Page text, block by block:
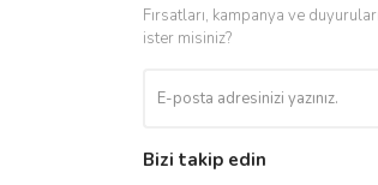
Fırsatları, kampanya ve
ister misiniz?
Bizi takip edin